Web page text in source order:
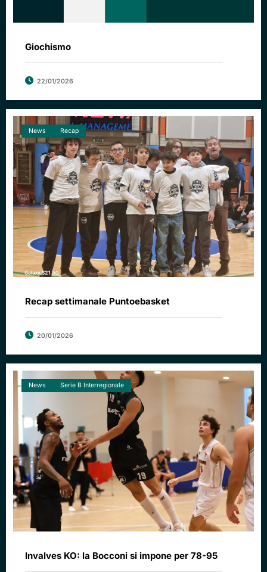
Giochismo
22/01/2026
News Recap
Recap settimanale Puntoebasket
20/01/2026
News Serie B Interregionale
Invalves KO: la Bocconi si impone per 78-95